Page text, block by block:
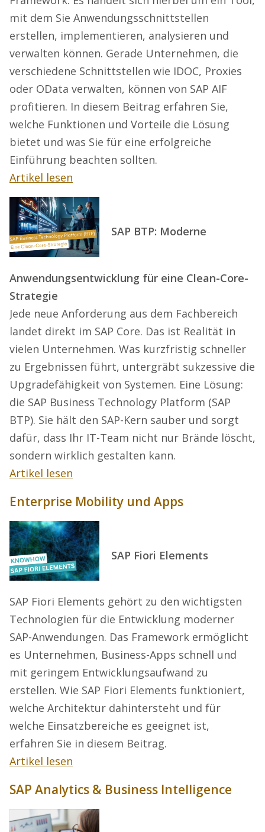
mit dem Sie Anwendungsschnittstellen
erstellen, implementieren, analysieren und
verwalten können. Gerade Unternehmen, die
verschiedene Schnittstellen wie IDOC, Proxies
oder OData verwalten, können von SAP AIF
profitieren. In diesem Beitrag erfahren Sie,
welche Funktionen und Vorteile die Lösung
bietet und was Sie für eine erfolgreiche
Einführung beachten sollten.
Artikel lesen
SAP BTP: Moderne
Anwendungsentwicklung für eine Clean-Core-
Strategie
Jede neue Anforderung aus dem Fachbereich
landet direkt im SAP Core. Das ist Realität in
vielen Unternehmen. Was kurzfristig schneller
zu Ergebnissen führt, untergräbt sukzessive die
Upgradefähigkeit von Systemen. Eine Lösung:
die SAP Business Technology Platform (SAP
BTP). Sie hält den SAP-Kern sauber und sorgt
dafür, dass Ihr IT-Team nicht nur Brände löscht,
sondern wirklich gestalten kann.
Artikel lesen
Enterprise Mobility und Apps
SAP Fiori Elements
SAP Fiori Elements gehört zu den wichtigsten
Technologien für die Entwicklung moderner
SAP-Anwendungen. Das Framework ermöglicht
es Unternehmen, Business-Apps schnell und
mit geringem Entwicklungsaufwand zu
erstellen. Wie SAP Fiori Elements funktioniert,
welche Architektur dahintersteht und für
welche Einsatzbereiche es geeignet ist,
erfahren Sie in diesem Beitrag.
Artikel lesen
SAP Analytics & Business Intelligence